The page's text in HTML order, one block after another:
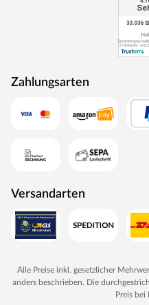
Zahlungsarten
Versandarten
Alle Preise inkl. gesetzlicher
anders beschrieben. Die
Preis bei